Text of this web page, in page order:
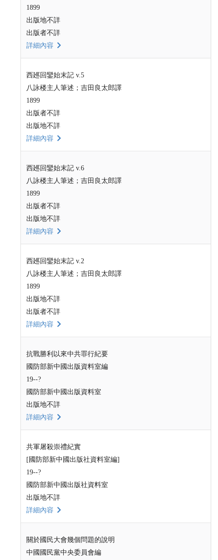
1899
出版地不詳
出版者不詳
詳細內容
西廵回鑾始末記 v.5
八詠楼主人筆述；吉田良太郎譯
1899
出版者不詳
出版地不詳
詳細內容
西廵回鑾始末記 v.6
八詠楼主人筆述；吉田良太郎譯
1899
出版者不詳
出版地不詳
詳細內容
西廵回鑾始末記 v.2
八詠楼主人筆述；吉田良太郎譯
1899
出版地不詳
出版者不詳
詳細內容
抗戰勝利以來中共罪行紀要
國防部新中國出版資料室編
19--?
國防部新中國出版資料室
出版地不詳
詳細內容
共軍屠殺崇禮紀實
[國防部新中國出版社資料室編]
19--?
國防部新中國出版社資料室
出版地不詳
詳細內容
關於國民大會幾個問題的說明
中國國民黨中央委員會編